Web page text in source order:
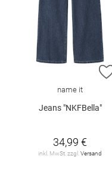
name it
Jeans "NKFBella"
34,99 €
inkl. MwSt. zzgl.Versand